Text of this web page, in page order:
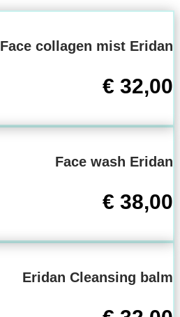
Face collagen mist Eridan
€ 32,00
Face wash Eridan
€ 38,00
Eridan Cleansing balm